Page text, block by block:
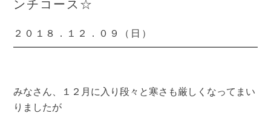
ンチコース☆
２０１８．１２．０９（日）
みなさん、１２月に入り段々と寒さも厳しくなってまい
りましたが